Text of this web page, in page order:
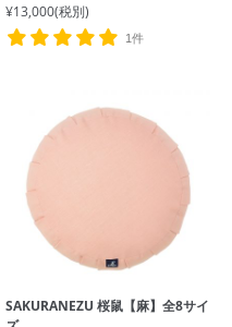
¥13,000(税別)
1件
SAKURANEZU 桜鼠【麻】全8サイ